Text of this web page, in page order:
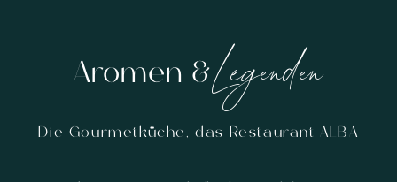
Aromen &Legenden
Die Gourmetküche, das Restaurant ALBA